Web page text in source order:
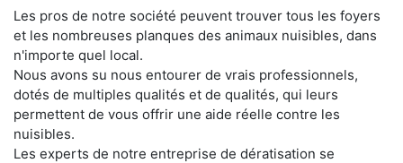
Les pros de notre société peuvent trouver tous les foyers
et les nombreuses planques des animaux nuisibles, dans
n'importe quel local.
Nous avons su nous entourer de vrais professionnels,
dotés de multiples qualités et de qualités, qui leurs
permettent de vous offrir une aide réelle contre les
nuisibles.
Les experts de notre entreprise de dératisation se